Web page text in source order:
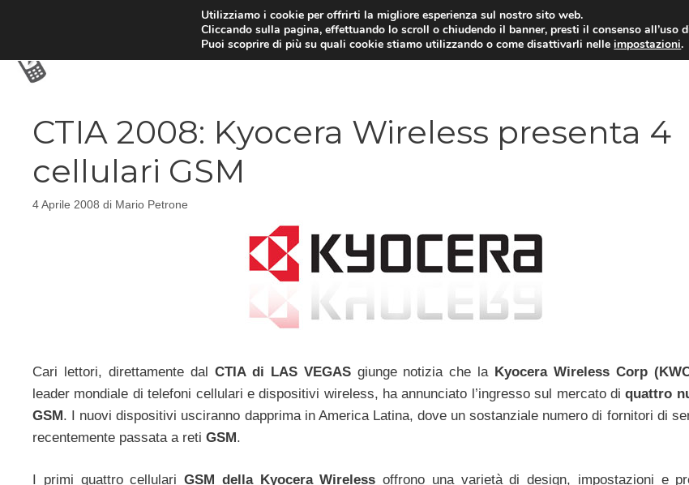
TARIFFE E PROMOZIONI
CTIA 2008: Kyocera Wireless presenta 4
cellulari GSM
4 Aprile 2008 di Mario Petrone
Cari lettori, direttamente dal CTIA di LAS VEGASgiunge notizia che la Kyocera Wireless Corp
leader mondiale di telefoni cellulari e dispositivi wireless, ha annunciato l’ingresso sul mercato diquattro
GSM. I nuovi dispositivi usciranno dapprima in America Latina, dove un sostanziale numero di fornitori di
recentemente passata a reti GSM.
I primi quattro cellulariGSM della Kyocera Wirelessoffrono una varietà di design, impostazioni e
Utilizziamo i cookie per offrirti la migliore esperienza sul nostro sito web.
Cliccando sulla pagina, effettuando lo scroll o chiudendo il banner, presti il consenso all’uso
Puoi scoprire di più su quali cookie stiamo utilizzando o come disattivarli nelleimpostazioni.